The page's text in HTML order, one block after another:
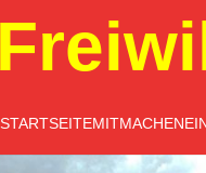
STARTSEITEMITMACHEN